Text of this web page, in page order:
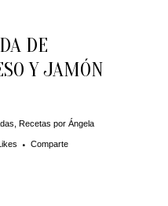
DE
Y JAMÓN
Recetas por Ángela
Comparte